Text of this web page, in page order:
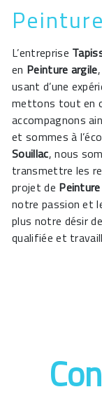
L’entreprise
en Peinture argile
usant d’une
mettons tout en
accompagnons
et sommes à
Souillac, nous
transmettre les
projet de
notre passion et
plus notre désir
qualifiée et